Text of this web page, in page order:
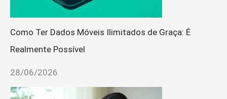
Como Ter Dados Móveis Ilimitados de Graça: É
Realmente Possível
28/06/2026